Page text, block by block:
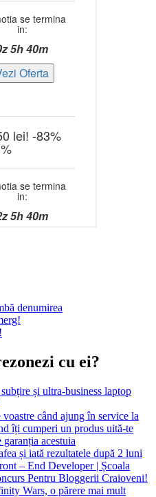
denumirea
cu ei?
și ultra-business laptop
când ajung în service la
îți cumperi un produs uită-te
garanția acestuia
și iată rezultatele după 2 luni
– End Developer | Școala
Pentru Bloggerii Craioveni!
Wars, o părere mai mult